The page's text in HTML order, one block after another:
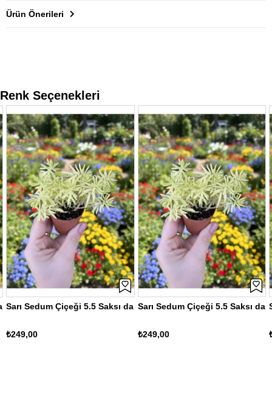
Ürün Önerileri
Renk Seçenekleri
Sarı Sedum Çiçeği 5.5 Saksı da
₺249,00
Sarı Sedum Çiçeği 5.5 Saksı da
₺249,00